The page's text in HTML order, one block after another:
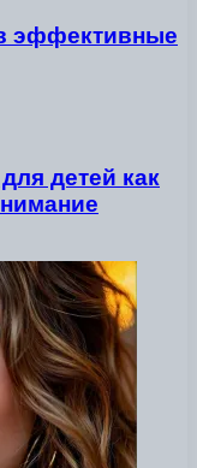
эффективные
детей как